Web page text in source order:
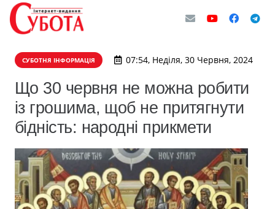
СУБОТНЯ ІНФОРМАЦІЯ 07:54, Неділя, 30 Червня, 2024
Що 30 червня не можна робити
із грошима, щоб не притягнути
бідність: народні прикмети